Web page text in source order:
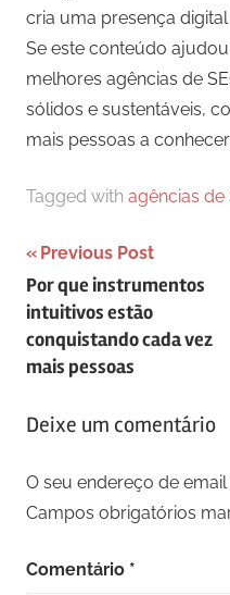
cria uma presença
Se este conteúdo
melhores agências de
sólidos e sustentáveis,
mais pessoas a
Tagged with agências de
Navegação
de
artigos
Previous Post
Por que instrumentos
intuitivos estão
conquistando cada vez
mais pessoas
Deixe um comentário
O seu endereço de
Campos obrigatórios
Comentário *